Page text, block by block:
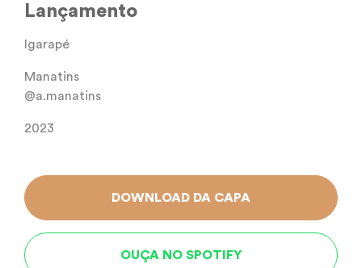
Lançamento
Igarapé
Manatins
@a.manatins
2023
DOWNLOAD DA CAPA
OUÇA NO SPOTIFY